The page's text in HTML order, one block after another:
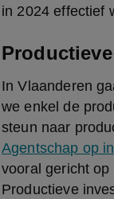
in 2024 effectief
In Vlaanderen
we enkel de
steun naar
Agentschap op
vooral gericht
Productieve